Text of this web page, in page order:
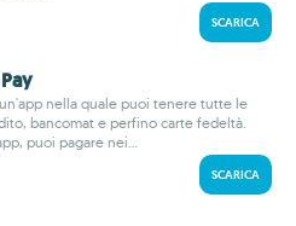
SCARICA
un'app nella quale puoi tenere tutte le
bancomat e perfino carte fedeltà.
puoi pagare nei...
SCARICA